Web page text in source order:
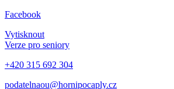
Facebook
Vytisknout
Verze pro seniory
+420 315 692 304
podatelnaou@hornipocaply.cz